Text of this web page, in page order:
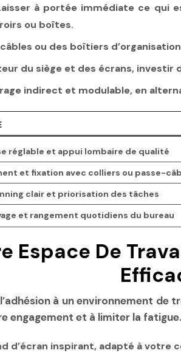
à portée immédiate ce qui
ou boîtes.
ou des boîtiers
du siège et des écrans,
indirect et modulable, en
réglable et appui lombaire de qualité
et fixation avec colliers ou passe-
clair et priorisation des tâches
et rangement quotidiens du bureau
Espace De
à un environnement
engagement et à limiter la fatigue.
d’écran inspirant, adapté à votre